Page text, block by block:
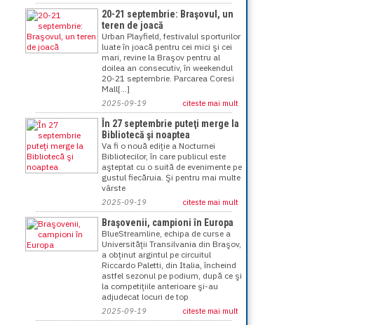
20-21 septembrie: Braşovul, un
teren de joacă
Urban Playfield, festivalul sporturilor
luate în joacă pentru cei mici şi cei
mari, revine la Braşov pentru al
doilea an consecutiv, în weekendul
20-21 septembrie. Parcarea Coresi
Mall[...]
2025-09-19 citeste mai mult
În 27 septembrie puteţi merge la
Bibliotecă şi noaptea
Va fi o nouă ediţie a Nocturnei
Bibliotecilor, în care publicul este
aşteptat cu o suită de evenimente pe
gustul fiecăruia. Şi pentru mai multe
vârste
2025-09-19 citeste mai mult
Braşovenii, campioni în Europa
BlueStreamline, echipa de curse a
Universităţii Transilvania din Braşov,
a obţinut argintul pe circuitul
Riccardo Paletti, din Italia, încheind
astfel sezonul pe podium, după ce şi
la competiţiile anterioare şi-au
adjudecat locuri de top
2025-09-19 citeste mai mult